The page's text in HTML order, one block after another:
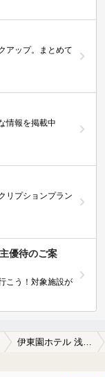
アップ。まとめて
情報を掲載中
リプションプラン
優待のご案
こう！対象施設が
伊東園ホテル 浅間の湯（旧 浅間温泉 夜まつり長者）の口コミ 湯口